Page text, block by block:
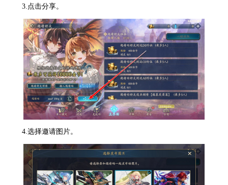
3.点击分享。
4.选择邀请图片。